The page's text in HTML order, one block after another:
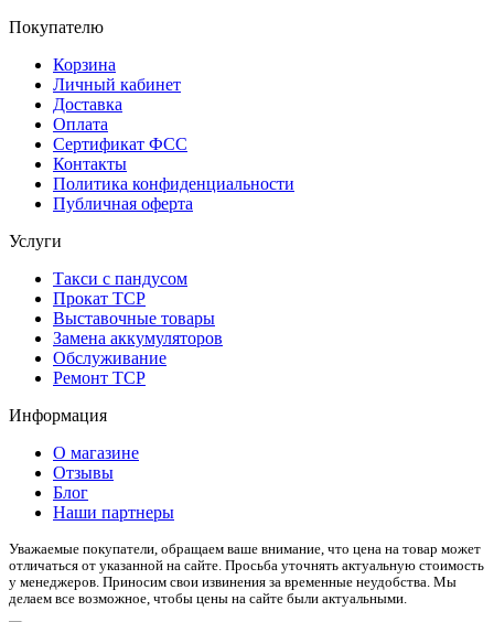
Покупателю
Корзина
Личный кабинет
Доставка
Оплата
Сертификат ФСС
Контакты
Политика конфиденциальности
Публичная оферта
Услуги
Такси с пандусом
Прокат ТСР
Выставочные товары
Замена аккумуляторов
Обслуживание
Ремонт ТСР
Информация
О магазине
Отзывы
Блог
Наши партнеры
Уважаемые покупатели, обращаем ваше внимание, что цена на товар может
отличаться от указанной на сайте. Просьба уточнять актуальную стоимость
у менеджеров. Приносим свои извинения за временные неудобства. Мы
делаем все возможное, чтобы цены на сайте были актуальными.